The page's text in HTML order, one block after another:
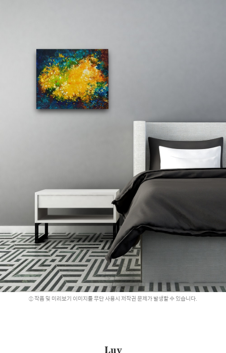
작품 및 미리보기 이미지를 무단 사용시 저작권 문제가 발생할 수 있습니다.
Luv